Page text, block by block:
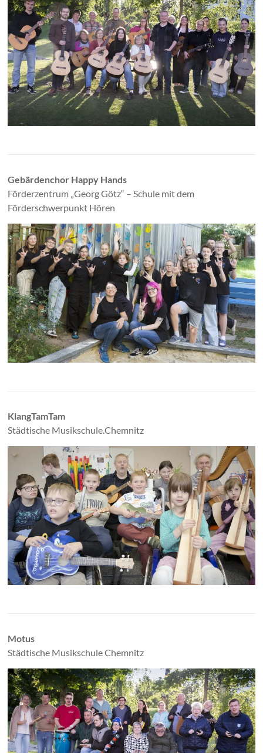
Gebärdenchor Happy Hands
Förderzentrum „Georg Götz“ – Schule mit dem
Förderschwerpunkt Hören
KlangTamTam
Städtische Musikschule.Chemnitz
Motus
Städtische Musikschule Chemnitz